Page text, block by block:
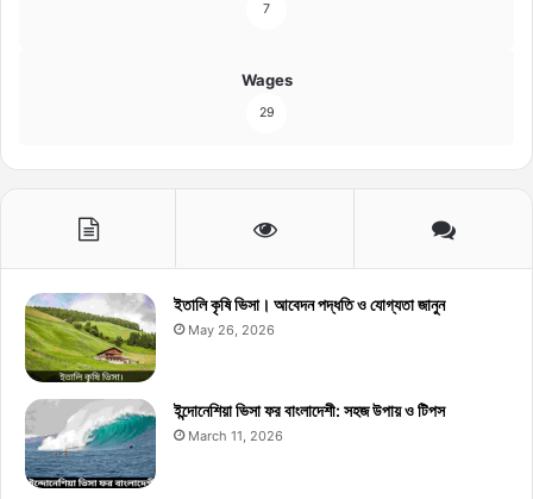
7
Wages
29
ইতালি কৃষি ভিসা। আবেদন পদ্ধতি ও যোগ্যতা জানুন
May 26, 2026
ইন্দোনেশিয়া ভিসা ফর বাংলাদেশী: সহজ উপায় ও টিপস
March 11, 2026